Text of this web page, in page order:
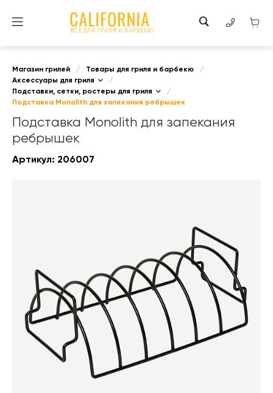
ВСЕ ДЛЯ ГРИЛЯ И БАРБЕКЮ
Магазин грилей / Товары для гриля и барбекю
/
Аксессуары для гриля
/
Подставки, сетки, ростеры для гриля
/
Подставка Monolith для запекания ребрышек
Подставка Monolith для запекания
ребрышек
Артикул: 206007